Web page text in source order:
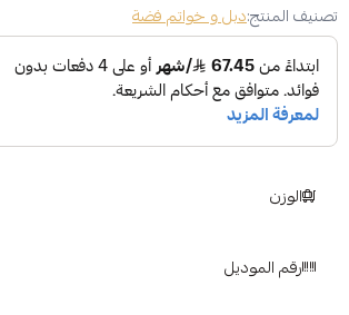
تصنيف المنتج:دبل و خواتم فضة
الوزن
رقم الموديل